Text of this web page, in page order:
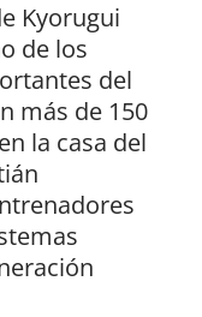
Kyorugui
de los
del
más de 150
la casa del